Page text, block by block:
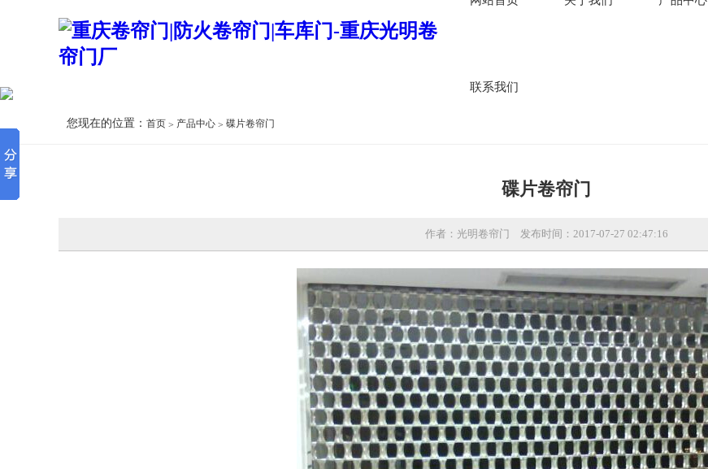
联系我们
您现在的位置： 首页 产品中心 碟片卷帘门
碟片卷帘门
作者：光明卷帘门 发布时间：2017-07-27 02:47:16